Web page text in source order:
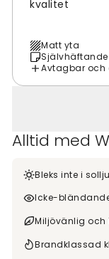
kvalitet
Matt yta
Självhäftande
Avtagbar och
Alltid med
Bleks inte i
Icke-
Miljövänlig och
Brandklassad